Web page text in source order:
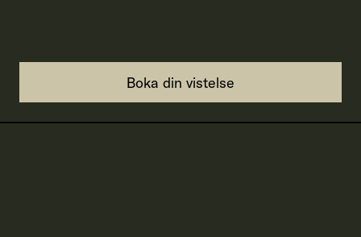
Boka din vistelse